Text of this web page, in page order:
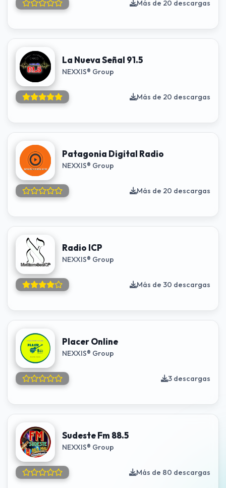
Más de 20 descargas
La Nueva Señal 91.5
NEXXIS® Group
Más de 20 descargas
Patagonia Digital Radio
NEXXIS® Group
Más de 20 descargas
Radio ICP
NEXXIS® Group
Más de 30 descargas
Placer Online
NEXXIS® Group
3 descargas
Sudeste Fm 88.5
NEXXIS® Group
Más de 80 descargas